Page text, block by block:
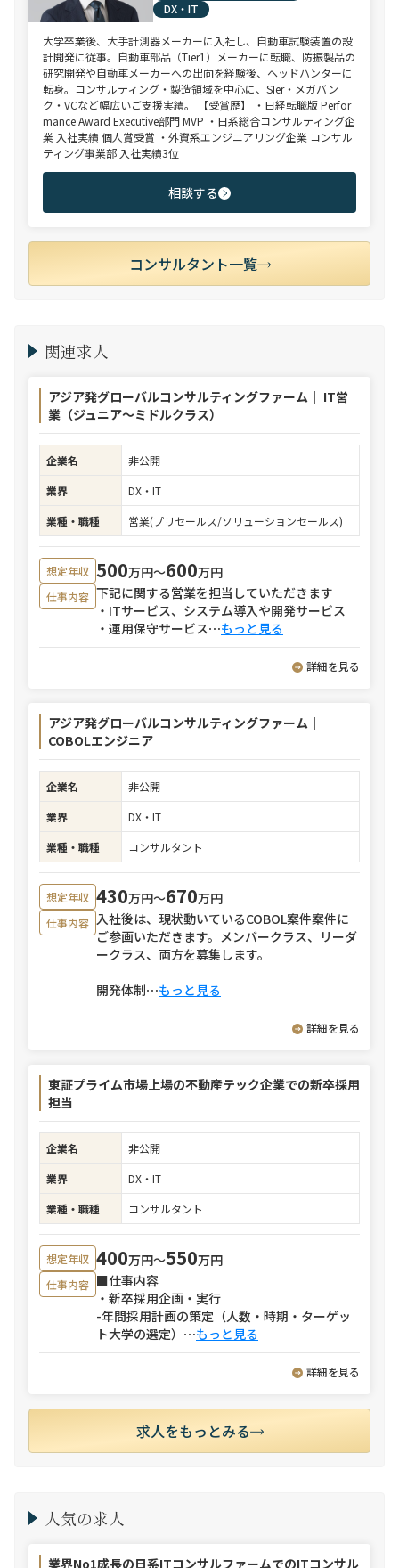
DX・IT
大学卒業後、大手計測器メーカーに入社し、自動車試験装置の設
計開発に従事。自動車部品（Tier1）メーカーに転職、防振製品の
研究開発や自動車メーカーへの出向を経験後、ヘッドハンターに
転身。コンサルティング・製造領域を中心に、SIer・メガバン
ク・VCなど幅広いご支援実績。 【受賞歴】 ・日経転職版 Perfor
mance Award Executive部門 MVP ・日系総合コンサルティング企
業 入社実績 個人賞受賞 ・外資系エンジニアリング企業 コンサル
ティング事業部 入社実績3位
相談する
コンサルタント一覧
関連求人
アジア発グローバルコンサルティングファーム｜ IT営
業（ジュニア～ミドルクラス）
企業名
非公開
業界
DX・IT
業種・職種
営業(プリセールス/ソリューションセールス)
想定年収 500万円〜600万円
仕事内容 下記に関する営業を担当していただきます
・ITサービス、システム導入や開発サービス
・運用保守サービス⋯もっと見る
詳細を見る
アジア発グローバルコンサルティングファーム｜
COBOLエンジニア
企業名
非公開
業界
DX・IT
業種・職種
コンサルタント
想定年収 430万円〜670万円
仕事内容 入社後は、現状動いているCOBOL案件案件に
ご参画いただきます。メンバークラス、リーダ
ークラス、両方を募集します。
開発体制⋯もっと見る
詳細を見る
東証プライム市場上場の不動産テック企業での新卒採用
担当
企業名
非公開
業界
DX・IT
業種・職種
コンサルタント
想定年収 400万円〜550万円
仕事内容 ■仕事内容
・新卒採用企画・実行
-年間採用計画の策定（人数・時期・ターゲッ
ト大学の選定） ⋯もっと見る
詳細を見る
求人をもっとみる
人気の求人
業界No1成長の日系ITコンサルファームでのITコンサル